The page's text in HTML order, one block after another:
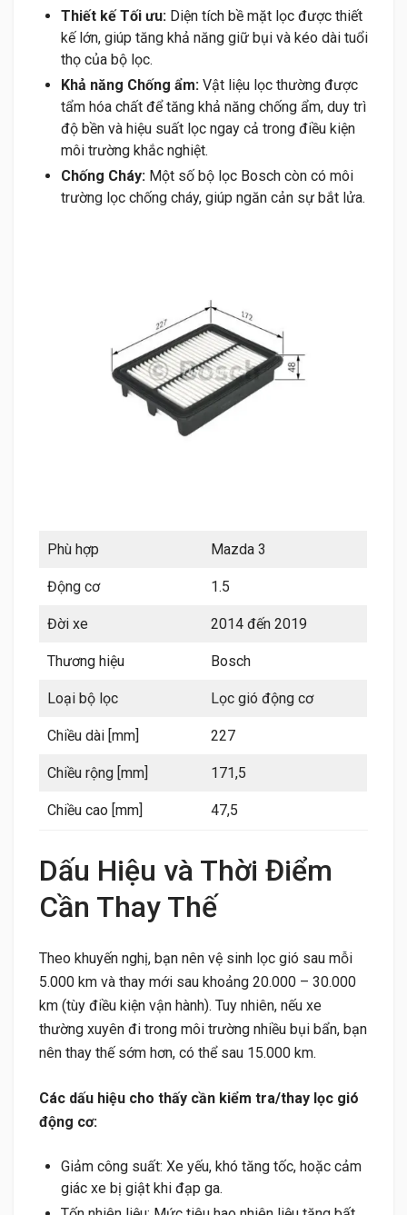
Thiết kế Tối ưu: Diện tích bề mặt lọc được thiết
kế lớn, giúp tăng khả năng giữ bụi và kéo dài tuổi
thọ của bộ lọc.
Khả năng Chống ẩm: Vật liệu lọc thường được
tẩm hóa chất để tăng khả năng chống ẩm, duy trì
độ bền và hiệu suất lọc ngay cả trong điều kiện
môi trường khắc nghiệt.
Chống Cháy: Một số bộ lọc Bosch còn có môi
trường lọc chống cháy, giúp ngăn cản sự bắt lửa.
Phù hợp Mazda 3
Động cơ 1.5
Đời xe 2014 đến 2019
Thương hiệu Bosch
Loại bộ lọc Lọc gió động cơ
Chiều dài [mm] 227
Chiều rộng [mm] 171,5
Chiều cao [mm] 47,5
Dấu Hiệu và Thời Điểm
Cần Thay Thế
Theo khuyến nghị, bạn nên vệ sinh lọc gió sau mỗi
5.000 km và thay mới sau khoảng 20.000 – 30.000
km (tùy điều kiện vận hành). Tuy nhiên, nếu xe
thường xuyên đi trong môi trường nhiều bụi bẩn, bạn
nên thay thế sớm hơn, có thể sau 15.000 km.
Các dấu hiệu cho thấy cần kiểm tra/thay lọc gió
động cơ:
Giảm công suất: Xe yếu, khó tăng tốc, hoặc cảm
giác xe bị giật khi đạp ga.